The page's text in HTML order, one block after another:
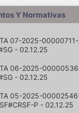
Y Normativas
07-2025-00000711-
- 02.12.25
06-2025-
- 02.12.25
05-2025-
P - 02.12.25